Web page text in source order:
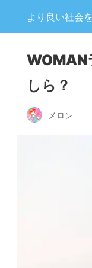
より良い社会
WOMAN
しら？
メロン